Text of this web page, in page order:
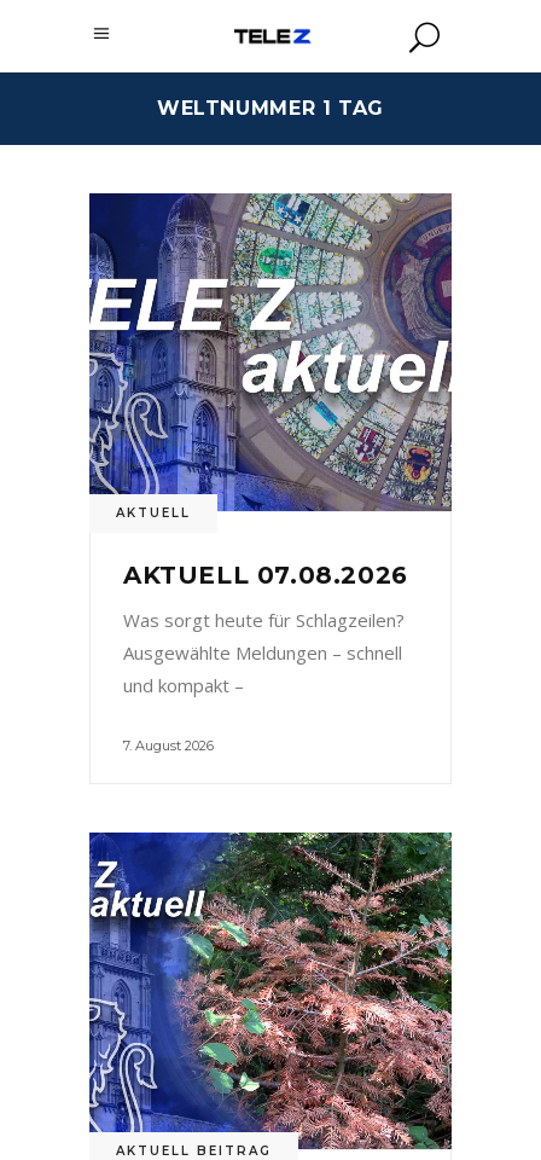
WELTNUMMER 1 TAG
AKTUELL
AKTUELL 07.08.2026
Was sorgt heute für Schlagzeilen?
Ausgewählte Meldungen – schnell
und kompakt –
7. August 2026
AKTUELL BEITRAG